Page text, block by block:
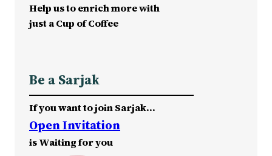
Help us to enrich more with
just a Cup of Coffee
Be a Sarjak
If you want to join Sarjak…
Open Invitation
is Waiting for you